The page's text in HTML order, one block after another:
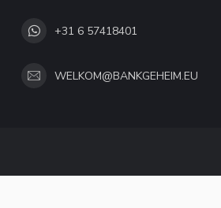
+31 6 57418401
WELKOM@BANKGEHEIM.EU